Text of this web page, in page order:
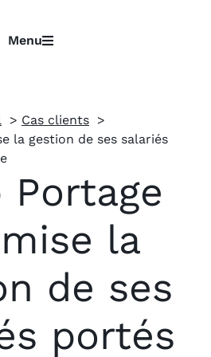
Menu
Cas clients
la gestion de ses salariés
Portage
la
de ses
portés